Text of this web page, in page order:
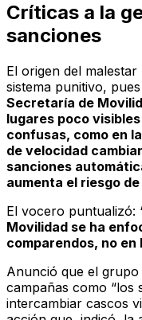
Críticas a la
sanciones
El origen del
sistema punitivo,
Secretaría de
lugares poco
confusas, como en
de velocidad
sanciones
aumenta el riesgo
El vocero puntualizó:
Movilidad se ha
comparendos, no
Anunció que el
campañas como “los
intercambiar cascos